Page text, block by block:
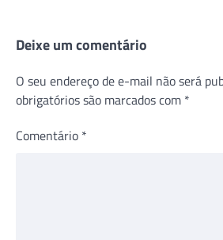
Deixe um comentário
O seu endereço de e-mail não será
obrigatórios são marcados com *
Comentário *